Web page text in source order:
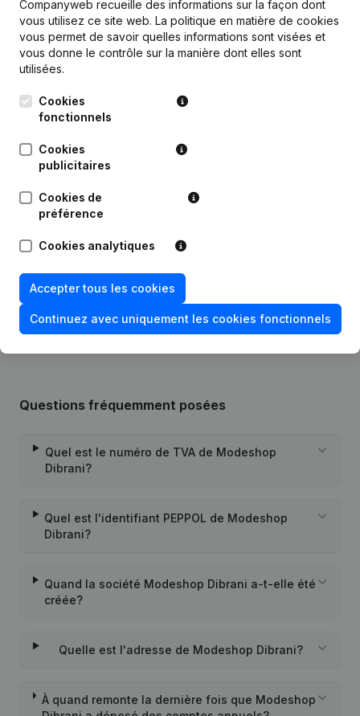
Date Publication
18-01-2023
Autres Modifications, …) -
Modification Forme Juridique -
16-11-2022 Siège Social
30-01-2019 Siège Social
Rubrique Constitution (Nouvelle
Personne Morale, Ouverture
Questions fréquemment posées
Quel est le numéro de TVA de Modeshop
Dibrani?
Quel est l'identifiant PEPPOL de Modeshop
Dibrani?
Quand la société Modeshop Dibrani a-t-elle été
créée?
Quelle est l'adresse de Modeshop Dibrani?
À quand remonte la dernière fois que Modeshop
Companyweb recueille des informations sur la façon dont
vous utilisez ce site web. La politique en matière de cookies
vous permet de savoir quelles informations sont visées et
vous donne le contrôle sur la manière dont elles sont
utilisées.
Cookies
fonctionnels
Cookies
publicitaires
Cookies de
préférence
Cookies analytiques
Accepter tous les cookies
Continuez avec uniquement les cookies fonctionnels